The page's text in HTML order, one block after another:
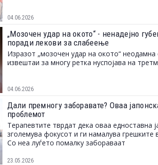
04.06.2026
„Мозочен удар на окото“ - ненадејно
поради лекови за слабеење
Изразот „мозочен удар на окото“ неодамна
извештаи за многу ретка нуспојава на
04.06.2026
Дали премногу заборавате? Оваа
проблемот
Терапевтите тврдат дека оваа едноставна
зголемува фокусот и ги намалува грешките
Со неа луѓето помалку забораваат
23.05.2026